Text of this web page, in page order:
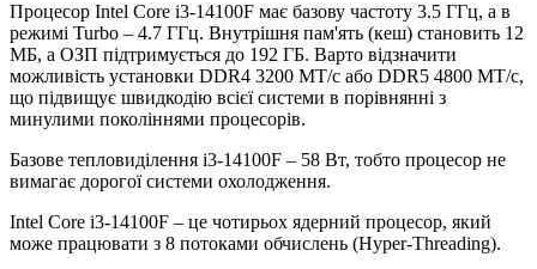
Процесор Intel Core i3-14100F має базову частоту 3.5 ГГц, а в
режимі Turbo – 4.7 ГГц. Внутрішня пам'ять (кеш) становить 12
МБ, а ОЗП підтримується до 192 ГБ. Варто відзначити
можливість установки DDR4 3200 МТ/с або DDR5 4800 МТ/с,
що підвищує швидкодію всієї системи в порівнянні з
минулими поколіннями процесорів.
Базове тепловиділення i3-14100F – 58 Вт, тобто процесор не
вимагає дорогої системи охолодження.
Intel Core i3-14100F – це чотирьох ядерний процесор, який
може працювати з 8 потоками обчислень (Hyper-Threading).